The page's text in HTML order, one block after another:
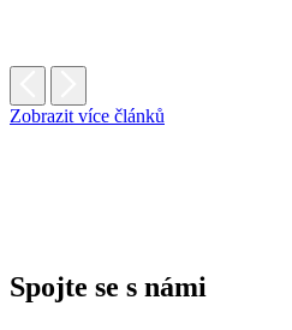
Zobrazit více článků
Spojte se s námi